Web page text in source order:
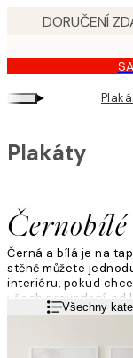
content.
▸
Plakáty
Černá a bílá je na
stěně můžete
interiéru, pokud
všech provedení, od
ilustrace a černobílé
Přečtěte si více
Všechny